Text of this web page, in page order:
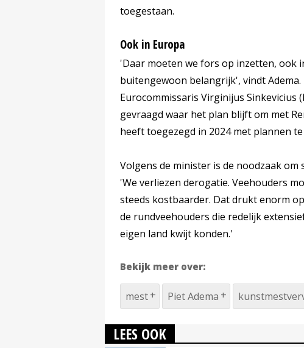
toegestaan.
Ook in Europa
'Daar moeten we fors op inzetten, ook
buitengewoon belangrijk', vindt
Eurocommissaris Virginijus Sinkevicius
gevraagd waar het plan blijft om met
heeft toegezegd in 2024 met plannen
Volgens de minister is de noodzaak
'We verliezen derogatie. Veehouders
steeds kostbaarder. Dat drukt enorm
de rundveehouders die redelijk
eigen land kwijt konden.'
Bekijk meer over:
mest Piet Adema
LEES OOK